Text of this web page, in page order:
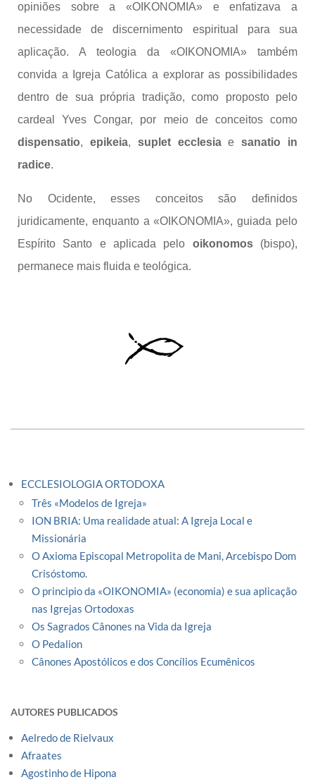
opiniões sobre a «OIKONOMIA» e enfatizava a
necessidade de discernimento espiritual para sua
aplicação. A teologia da «OIKONOMIA» também
convida a Igreja Católica a explorar as possibilidades
dentro de sua própria tradição, como proposto pelo
cardeal Yves Congar, por meio de conceitos como
dispensatio, epikeia, suplet ecclesiaesanatio in
radice.
No Ocidente, esses conceitos são definidos
juridicamente, enquanto a «OIKONOMIA», guiada pelo
Espírito Santo e aplicada pelo oikonomos(bispo),
permanece mais fluida e teológica.
ECCLESIOLOGIA ORTODOXA
Três «Modelos de Igreja»
ION BRIA: Uma realidade atual: A Igreja Local e
Missionária
O Axioma Episcopal Metropolita de Mani, Arcebispo Dom
Crisóstomo.
O principio da «OIKONOMIA» (economia) e sua aplicação
nas Igrejas Ortodoxas
Os Sagrados Cânones na Vida da Igreja
O Pedalion
Cânones Apostólicos e dos Concílios Ecumênicos
AUTORES PUBLICADOS
Aelredo de Rielvaux
Afraates
Agostinho de Hipona